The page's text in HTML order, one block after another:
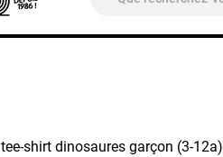
tee-shirt dinosaures garçon (3-12a)